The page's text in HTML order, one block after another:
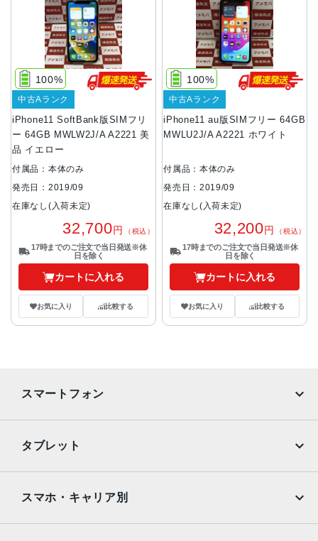
iPhone11 SoftBank版SIMフリ
ー 64GB MWLW2J/A A2221 美
品 イエロー
100%
中古Aランク
付属品：本体のみ
発売日：2019/09
在庫なし(入荷未定)
32,700円 （税込）
17時までのご注文で当日発送※休
日を除く
カートに入れる
お気に入り 比較する
iPhone11 au版SIMフリー 64GB
MWLU2J/A A2221 ホワイト
100%
中古Aランク
付属品：本体のみ
発売日：2019/09
在庫なし(入荷未定)
32,200円 （税込）
17時までのご注文で当日発送※休
日を除く
カートに入れる
お気に入り 比較する
スマートフォン
AQUOS
OPPO Android
タブレット
スマホ・キャリア別